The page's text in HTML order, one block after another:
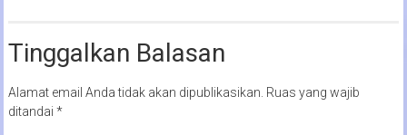
Tinggalkan Balasan
Alamat email Anda tidak akan dipublikasikan. Ruas yang wajib
ditandai *